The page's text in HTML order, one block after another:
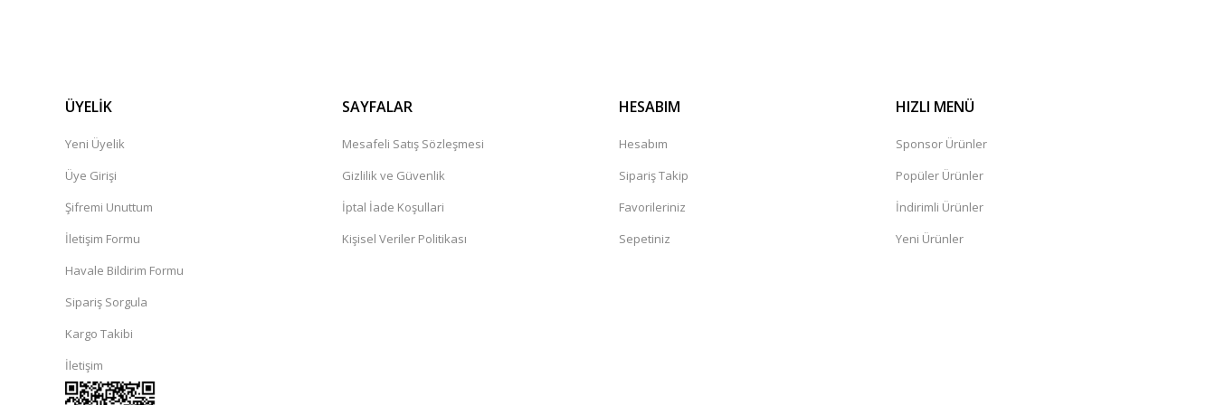
ÜYELİK
Yeni Üyelik
Üye Girişi
Şifremi Unuttum
İletişim Formu
Havale Bildirim Formu
Sipariş Sorgula
Kargo Takibi
İletişim
SAYFALAR
Mesafeli Satış Sözleşmesi
Gizlilik ve Güvenlik
İptal İade Koşullari
Kişisel Veriler Politikası
HESABIM
Hesabım
Sipariş Takip
Favorileriniz
Sepetiniz
HIZLI MENÜ
Sponsor Ürünler
Popüler Ürünler
İndirimli Ürünler
Yeni Ürünler